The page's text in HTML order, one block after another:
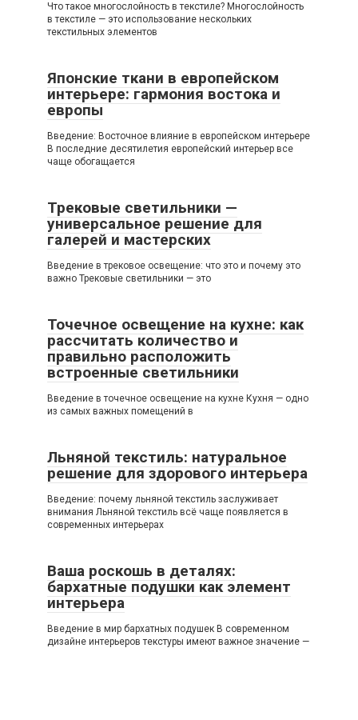
Что такое многослойность в текстиле? Многослойность
в текстиле — это использование нескольких
текстильных элементов
Японские ткани в европейском
интерьере: гармония востока и
европы
Введение: Восточное влияние в европейском интерьере
В последние десятилетия европейский интерьер все
чаще обогащается
Трековые светильники —
универсальное решение для
галерей и мастерских
Введение в трековое освещение: что это и почему это
важно Трековые светильники — это
Точечное освещение на кухне: как
рассчитать количество и
правильно расположить
встроенные светильники
Введение в точечное освещение на кухне Кухня — одно
из самых важных помещений в
Льняной текстиль: натуральное
решение для здорового интерьера
Введение: почему льняной текстиль заслуживает
внимания Льняной текстиль всё чаще появляется в
современных интерьерах
Ваша роскошь в деталях:
бархатные подушки как элемент
интерьера
Введение в мир бархатных подушек В современном
дизайне интерьеров текстуры имеют важное значение —